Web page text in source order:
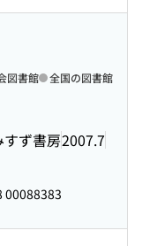
すず書房2007.7
図書館 全国の図書館
00088383